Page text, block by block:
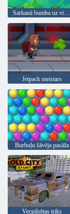
Sarkanā bumba uz visiem laikiem
Jetpack meistars
Burbuļu šāvēja pasāža
Vecpilsētas triks